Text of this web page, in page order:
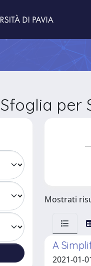
Sfoglia per
Mostrati
A
2021-01-